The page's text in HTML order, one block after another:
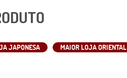
JAPONESA MAIOR LOJA ORIENTAL